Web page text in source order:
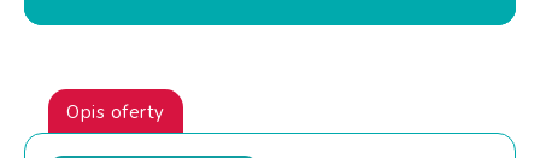
Opis oferty